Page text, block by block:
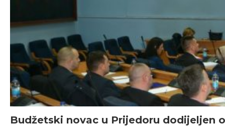
Budžetski novac u Prijedoru dodijeljen